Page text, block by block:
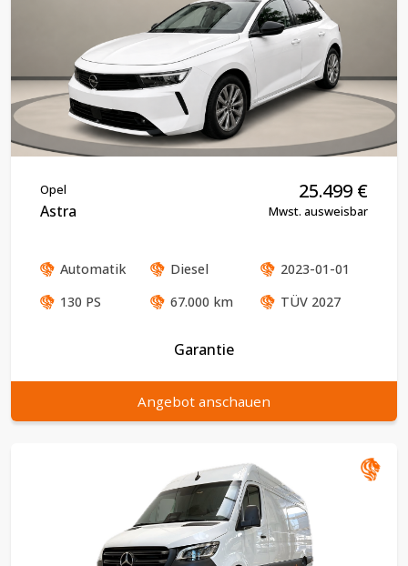
Opel
Astra
25.499 €
Mwst. ausweisbar
Automatik Diesel
2023-01-01
130 PS 67.000 km TÜV 2027
Garantie
Angebot anschauen